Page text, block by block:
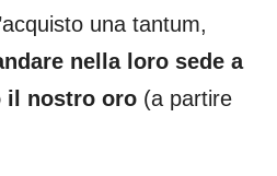
una tantum,
nella loro sede a
il nostro oro (a partire